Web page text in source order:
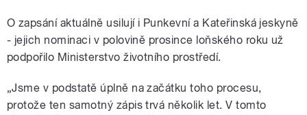
O zapsání aktuálně usilují i Punkevní a Kateřinská jeskyně
- jejich nominaci v polovině prosince loňského roku už
podpořilo Ministerstvo životního prostředí.
„Jsme v podstatě úplně na začátku toho procesu,
protože ten samotný zápis trvá několik let. V tomto